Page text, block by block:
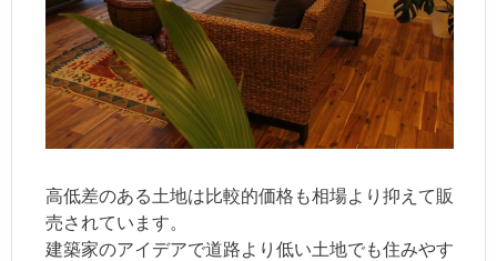
高低差のある土地は比較的価格も相場より抑えて販
売されています。
建築家のアイデアで道路より低い土地でも住みやす